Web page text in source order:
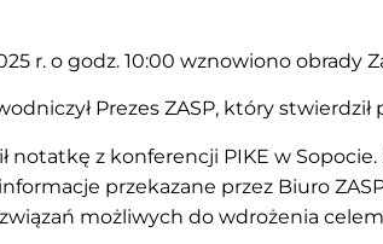
r. o godz. 10:00 wznowiono obrady
Prezes ZASP, który
notatkę z konferencji PIKE w
przekazane przez Biuro
możliwych do wdrożenia